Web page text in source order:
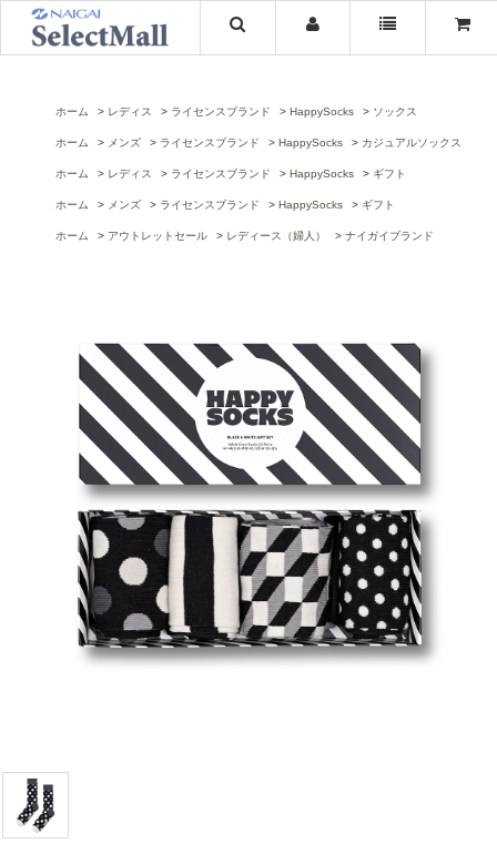
ホーム レディス ライセンスブランド HappySocks ソックス
ホーム メンズ ライセンスブランド HappySocks カジュアルソックス
ホーム レディス ライセンスブランド HappySocks ギフト
ホーム メンズ ライセンスブランド HappySocks ギフト
ホーム アウトレットセール レディース（婦人） ナイガイブランド